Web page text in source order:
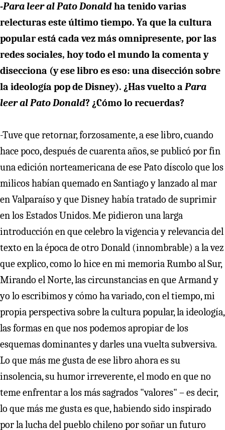
-Para leer al Pato Donaldha tenido varias
relecturas este último tiempo. Ya que la cultura
popular está cada vez más omnipresente, por las
redes sociales, hoy todo el mundo la comenta y
disecciona (y ese libro es eso: una disección sobre
la ideología pop de Disney). ¿Has vuelto a Para
leer al Pato Donald? ¿Cómo lo recuerdas?
-Tuve que retornar, forzosamente, a ese libro, cuando
hace poco, después de cuarenta años, se publicó por fin
una edición norteamericana de ese Pato díscolo que los
milicos habían quemado en Santiago y lanzado al mar
en Valparaíso y que Disney había tratado de suprimir
en los Estados Unidos. Me pidieron una larga
introducción en que celebro la vigencia y relevancia del
texto en la época de otro Donald (innombrable) a la vez
que explico, como lo hice en mi memoria Rumbo al Sur,
Mirando el Norte, las circunstancias en que Armand y
yo lo escribimos y cómo ha variado, con el tiempo, mi
propia perspectiva sobre la cultura popular, la ideología,
las formas en que nos podemos apropiar de los
esquemas dominantes y darles una vuelta subversiva.
Lo que más me gusta de ese libro ahora es su
insolencia, su humor irreverente, el modo en que no
teme enfrentar a los más sagrados "valores" – es decir,
lo que más me gusta es que, habiendo sido inspirado
por la lucha del pueblo chileno por soñar un futuro